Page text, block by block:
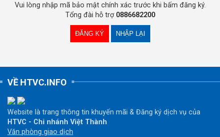
Vui lòng nhập mã bảo mật chính xác trước khi bấm đăng ký.
Tổng đài hỗ trợ 0886682200
VỀ HTVC.INFO
Website là trang thông tin khuyến mãi & Đăng ký dịch vụ của
HTVC - Chi nhánh Việt Thành
Văn phòng giao dịch